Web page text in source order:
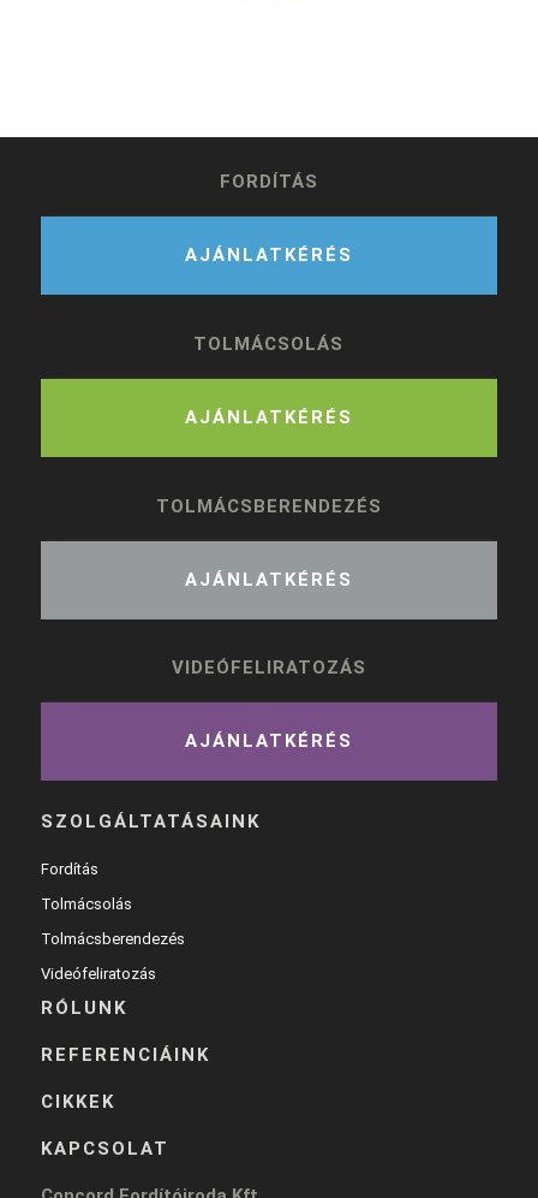
FORDÍTÁS
AJÁNLATKÉRÉS
TOLMÁCSOLÁS
AJÁNLATKÉRÉS
TOLMÁCSBERENDEZÉS
AJÁNLATKÉRÉS
VIDEÓFELIRATOZÁS
AJÁNLATKÉRÉS
SZOLGÁLTATÁSAINK
Fordítás
Tolmácsolás
Tolmácsberendezés
Videófeliratozás
RÓLUNK
REFERENCIÁINK
CIKKEK
KAPCSOLAT